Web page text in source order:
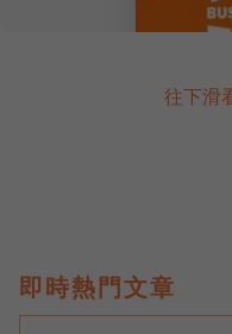
往下滑
即時熱門文章